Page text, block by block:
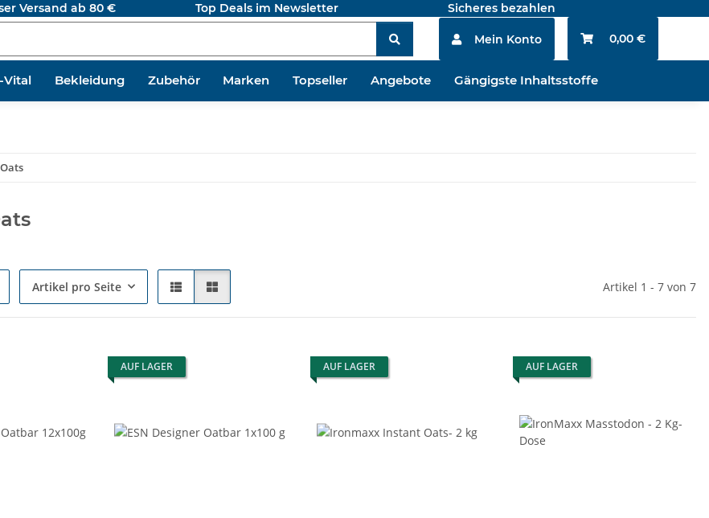
Versand ab 80 € Top Deals im Newsletter Sicheres bezahlen
Mein Konto 0,00 €
Vital Bekleidung Zubehör Marken Topseller Angebote Gängigste Inhaltsstoffe
Artikel pro Seite Artikel 1 - 7 von 7
AUF LAGER AUF LAGER AUF LAGER